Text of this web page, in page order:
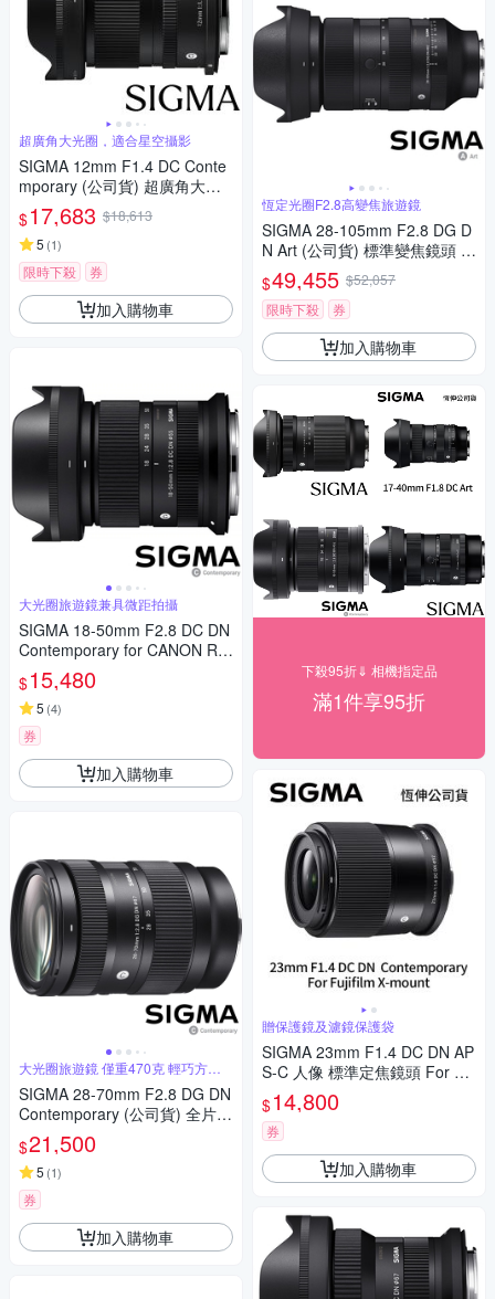
超廣角大光圈，適合星空攝影
SIGMA 12mm F1.4 DC Conte
mporary (公司貨) 超廣角大光
圈定焦鏡 星空鏡 APS-C 無反微
單眼專用鏡頭
$17,683 $18,613
5 (1)
限時下殺 券
加入購物車
大光圈旅遊鏡兼具微距拍攝
SIGMA 18-50mm F2.8 DC DN
Contemporary for CANON RF
接環 (公司貨) 旅遊鏡 APS-C 無
反微單眼專用鏡頭
$15,480
5 (4)
券
加入購物車
大光圈旅遊鏡 僅重470克 輕巧方便
攜帶
SIGMA 28-70mm F2.8 DG DN
Contemporary (公司貨) 全片幅
微單眼鏡頭 旅遊鏡
$21,500
5 (1)
券
加入購物車
恆定光圈F2.8高變焦旅遊鏡
SIGMA 28-105mm F2.8 DG D
N Art (公司貨) 標準變焦鏡頭 全
片幅無反微單眼鏡頭 旅遊鏡
$49,455 $52,057
限時下殺
券
加入購物車
下殺95折⇓ 相機指定品
滿1件享95折
贈保護鏡及濾鏡保護袋
SIGMA 23mm F1.4 DC DN AP
S-C 人像 標準定焦鏡頭 For Fuj
ifilm X-mount (公司貨)
$14,800
券
加入購物車